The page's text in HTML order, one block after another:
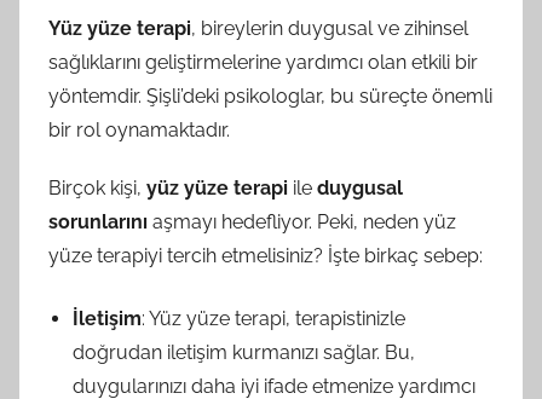
Yüz yüze terapi, bireylerin duygusal ve zihinsel
sağlıklarını geliştirmelerine yardımcı olan etkili bir
yöntemdir. Şişli’deki psikologlar, bu süreçte önemli
bir rol oynamaktadır.
Birçok kişi, yüz yüze terapi ile duygusal
sorunlarını aşmayı hedefliyor. Peki, neden yüz
yüze terapiyi tercih etmelisiniz? İşte birkaç sebep:
İletişim: Yüz yüze terapi, terapistinizle
doğrudan iletişim kurmanızı sağlar. Bu,
duygularınızı daha iyi ifade etmenize yardımcı